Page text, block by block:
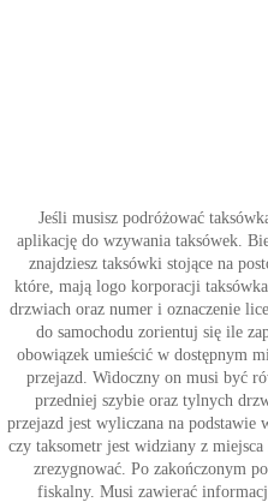
Jeśli musisz podróżować
aplikację do wzywania taksówek.
znajdziesz taksówki stojące na
które, mają logo korporacji
drzwiach oraz numer i oznaczenie
do samochodu zorientuj się ile
obowiązek umieścić w dostępnym
przejazd. Widoczny on musi być
przedniej szybie oraz tylnych
przejazd jest wyliczana na podstawie
czy taksometr jest widziany z
zrezygnować. Po zakończonym
fiskalny. Musi zawierać